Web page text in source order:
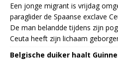
Een jonge migrant is vrijdag
paraglider de Spaanse exclave
De man belandde tijdens zijn
Ceuta heeft zijn lichaam
Belgische duiker haalt